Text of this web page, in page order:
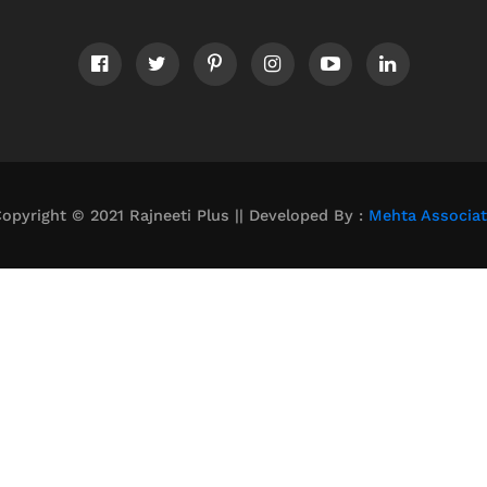
© 2021 Rajneeti Plus || Developed By : Mehta